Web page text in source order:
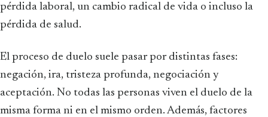
pérdida laboral, un cambio radical de vida o incluso la
pérdida de salud.
El proceso de duelo suele pasar por distintas fases:
negación, ira, tristeza profunda, negociación y
aceptación. No todas las personas viven el duelo de la
misma forma ni en el mismo orden. Además, factores